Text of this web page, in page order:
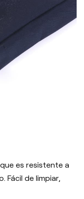
es resistente a
Fácil de limpiar,